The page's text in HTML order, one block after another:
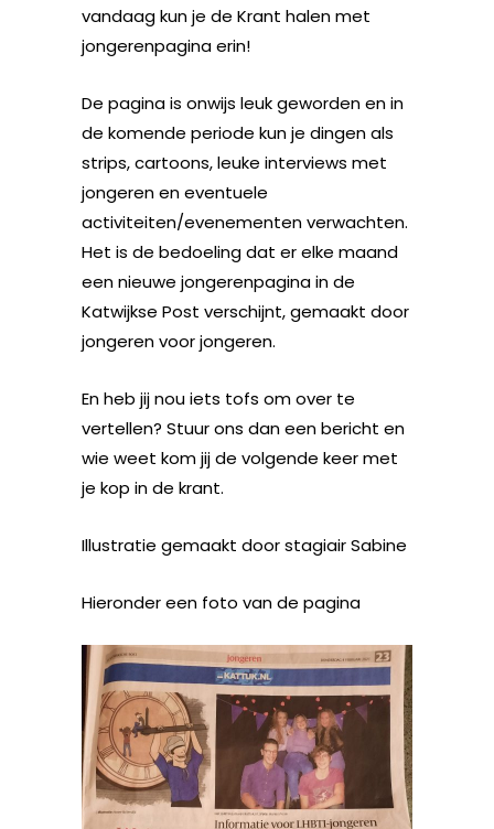
vandaag kun je de Krant halen met
jongerenpagina erin!
De pagina is onwijs leuk geworden en in
de komende periode kun je dingen als
strips, cartoons, leuke interviews met
jongeren en eventuele
activiteiten/evenementen verwachten.
Het is de bedoeling dat er elke maand
een nieuwe jongerenpagina in de
Katwijkse Post verschijnt, gemaakt door
jongeren voor jongeren.
En heb jij nou iets tofs om over te
vertellen? Stuur ons dan een bericht en
wie weet kom jij de volgende keer met
je kop in de krant.
Illustratie gemaakt door stagiair Sabine
Hieronder een foto van de pagina